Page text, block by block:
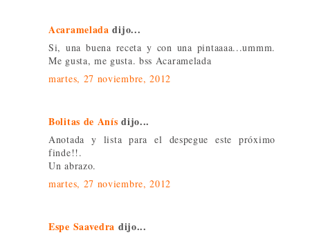
Acaramelada dijo...
Si, una buena receta y con una pintaaaa...ummm.
Me gusta, me gusta. bss Acaramelada
martes, 27 noviembre, 2012
Bolitas de Anís dijo...
Anotada y lista para el despegue este próximo
finde!!.
Un abrazo.
martes, 27 noviembre, 2012
Espe Saavedra dijo...